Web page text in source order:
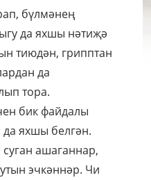
бүлмәнең
да яхшы нәтиҗә
тиюдән, грипптан
да
тора.
бик файдалы
яхшы белгән.
ашаганнар,
эчкәннәр. Чи